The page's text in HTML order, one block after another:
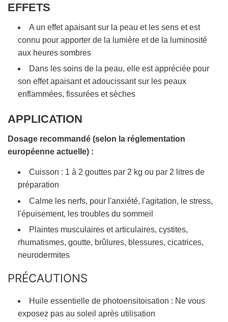
EFFETS
A un effet apaisant sur la peau et les sens et est
connu pour apporter de la lumière et de la luminosité
aux heures sombres
Dans les soins de la peau, elle est appréciée pour
son effet apaisant et adoucissant sur les peaux
enflammées, fissurées et sèches
APPLICATION
Dosage recommandé (selon la réglementation
européenne actuelle) :
Cuisson : 1 à 2 gouttes par 2 kg ou par 2 litres de
préparation
Calme les nerfs, pour l'anxiété, l'agitation, le stress,
l'épuisement, les troubles du sommeil
Plaintes musculaires et articulaires, cystites,
rhumatismes, goutte, brûlures, blessures, cicatrices,
neurodermites
PRÉCAUTIONS
Huile essentielle de photoensitoisation : Ne vous
exposez pas au soleil après utilisation